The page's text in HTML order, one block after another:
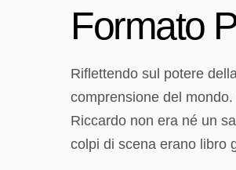
Formato
Riflettendo sul potere
comprensione del
Riccardo non era né un
colpi di scena erano libro